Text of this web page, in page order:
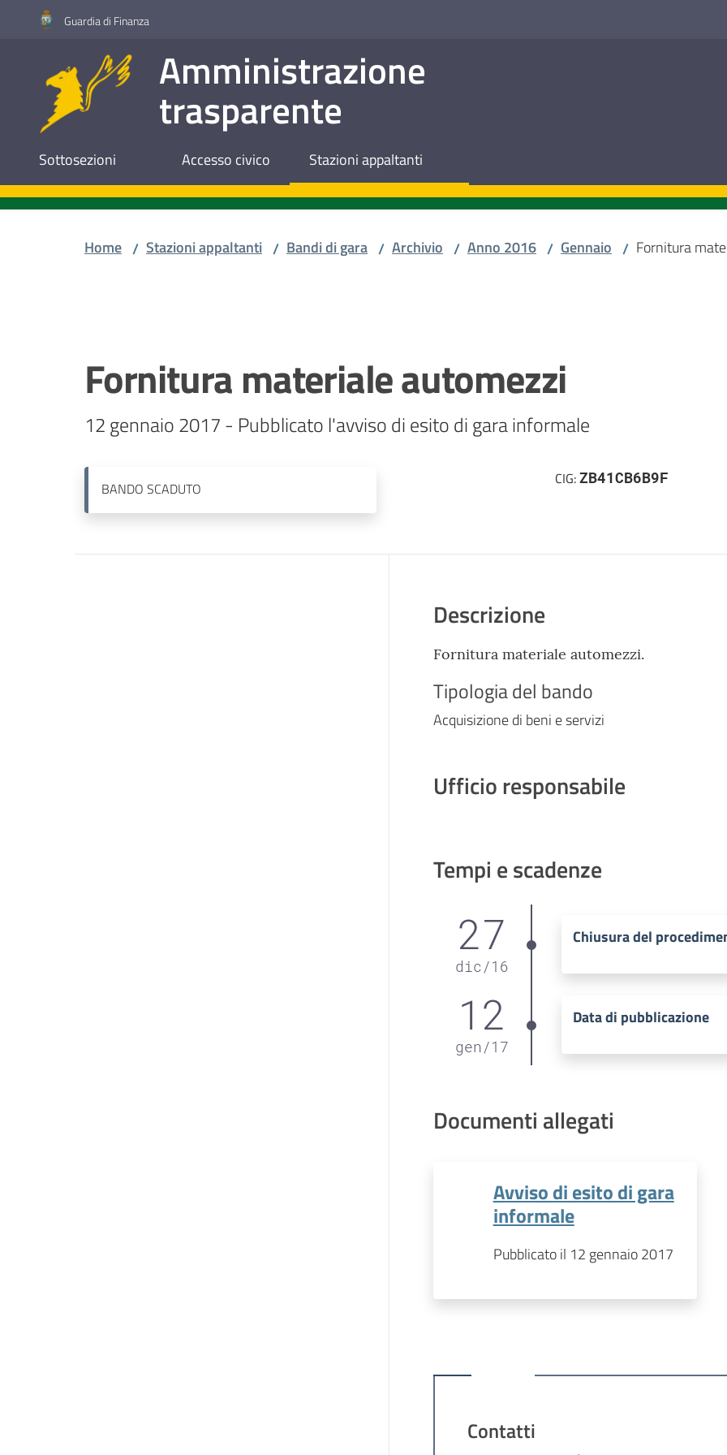
Vai al contenuto
Vai alla navigazione
Vai al footerGuardia di Finanza
Amministrazione
trasparente
Sottosezioni Accesso civico Stazioni appaltanti
Home / Stazioni appaltanti / Bandi di gara / Archivio / Anno 2016 / Gennaio / Fornitura
Fornitura materiale automezzi
12 gennaio 2017 - Pubblicato l'avviso di esito di gara informale
BANDO SCADUTO
CIG:ZB41CB6B9F
Descrizione
Fornitura materiale automezzi.
Tipologia del bando
Acquisizione di beni e servizi
Ufficio responsabile
Tempi e scadenze
27
dic/16
Chiusura del
12
gen/17
Data di pubblicazione
Documenti allegati
Avviso di esito di gara
informale
Pubblicato il 12 gennaio 2017
Contatti